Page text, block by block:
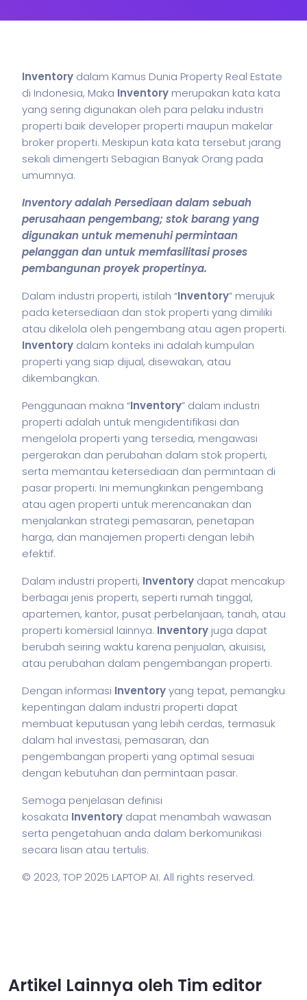
Inventory dalam Kamus Dunia Property Real Estate
di Indonesia, Maka Inventory merupakan kata kata
yang sering digunakan oleh para pelaku industri
properti baik developer properti maupun makelar
broker properti. Meskipun kata kata tersebut jarang
sekali dimengerti Sebagian Banyak Orang pada
umumnya.
Inventoryadalah Persediaan dalam sebuah
perusahaan pengembang; stok barang yang
digunakan untuk memenuhi permintaan
pelanggan dan untuk memfasilitasi proses
pembangunan proyek propertinya.
Dalam industri properti, istilah “Inventory” merujuk
pada ketersediaan dan stok properti yang dimiliki
atau dikelola oleh pengembang atau agen properti.
Inventory dalam konteks ini adalah kumpulan
properti yang siap dijual, disewakan, atau
dikembangkan.
Penggunaan makna “Inventory” dalam industri
properti adalah untuk mengidentifikasi dan
mengelola properti yang tersedia, mengawasi
pergerakan dan perubahan dalam stok properti,
serta memantau ketersediaan dan permintaan di
pasar properti. Ini memungkinkan pengembang
atau agen properti untuk merencanakan dan
menjalankan strategi pemasaran, penetapan
harga, dan manajemen properti dengan lebih
efektif.
Dalam industri properti, Inventory dapat mencakup
berbagai jenis properti, seperti rumah tinggal,
apartemen, kantor, pusat perbelanjaan, tanah, atau
properti komersial lainnya. Inventory juga dapat
berubah seiring waktu karena penjualan, akuisisi,
atau perubahan dalam pengembangan properti.
Dengan informasi Inventoryyang tepat, pemangku
kepentingan dalam industri properti dapat
membuat keputusan yang lebih cerdas, termasuk
dalam hal investasi, pemasaran, dan
pengembangan properti yang optimal sesuai
dengan kebutuhan dan permintaan pasar.
Semoga penjelasan definisi
kosakata Inventory dapat menambah wawasan
serta pengetahuan anda dalam berkomunikasi
secara lisan atau tertulis.
© 2023, TOP 2025 LAPTOP AI. All rights reserved.
Artikel Lainnya oleh Tim editor